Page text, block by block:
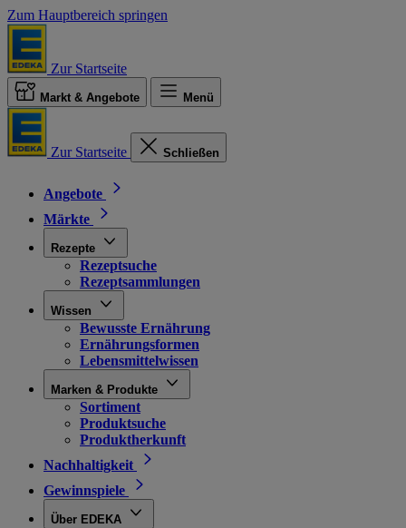
Zum Hauptbereich springen
Zur Startseite
Markt & Angebote Menü
Zur Startseite Schließen
Angebote
Märkte
Rezepte
Rezeptsuche
Rezeptsammlungen
Wissen
Bewusste Ernährung
Ernährungsformen
Lebensmittelwissen
Marken & Produkte
Sortiment
Produktsuche
Produktherkunft
Nachhaltigkeit
Gewinnspiele
Über EDEKA